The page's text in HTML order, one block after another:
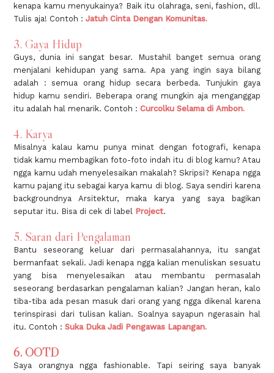
kenapa kamu menyukainya? Baik itu olahraga, seni, fashion, dll.
Tulis aja! Contoh : Jatuh Cinta Dengan Komunitas.
3. Gaya Hidup
Guys, dunia ini sangat besar. Mustahil banget semua orang
menjalani kehidupan yang sama. Apa yang ingin saya bilang
adalah : semua orang hidup secara berbeda. Tunjukin gaya
hidup kamu sendiri. Beberapa orang mungkin aja menganggap
itu adalah hal menarik. Contoh : Curcolku Selama di Ambon.
4. Karya
Misalnya kalau kamu punya minat dengan fotografi, kenapa
tidak kamu membagikan foto-foto indah itu di blog kamu? Atau
ngga kamu udah menyelesaikan makalah? Skripsi? Kenapa ngga
kamu pajang itu sebagai karya kamu di blog. Saya sendiri karena
backgroundnya Arsitektur, maka karya yang saya bagikan
seputar itu. Bisa di cek di label Project.
5. Saran dari Pengalaman
Bantu seseorang keluar dari permasalahannya, itu sangat
bermanfaat sekali. Jadi kenapa ngga kalian menuliskan sesuatu
yang bisa menyelesaikan atau membantu permasalah
seseorang berdasarkan pengalaman kalian? Jangan heran, kalo
tiba-tiba ada pesan masuk dari orang yang ngga dikenal karena
terinspirasi dari tulisan kalian. Soalnya sayapun ngerasain hal
itu. Contoh :Suka Duka Jadi Pengawas Lapangan.
6. OOTD
Saya orangnya ngga fashionable. Tapi seiring saya banyak